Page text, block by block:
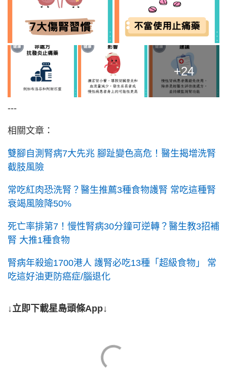
+24
---
相關文章：
雙腳自測腎病7大先兆 腳趾變色高危！醫生揭增洗腎
截肢風險
常吃紅肉恐洗腎？醫生推薦3種食物護腎 常吃這種腎
衰竭風險降50%
死亡率排第7！慢性腎病30分鐘可逆轉？醫生教3招補
腎 大推1種食物
腎病年殺逾1700港人 護腎必吃13種「超級食物」 常
吃這好油更防癌症/腦退化
↓立即下載星島頭條App↓